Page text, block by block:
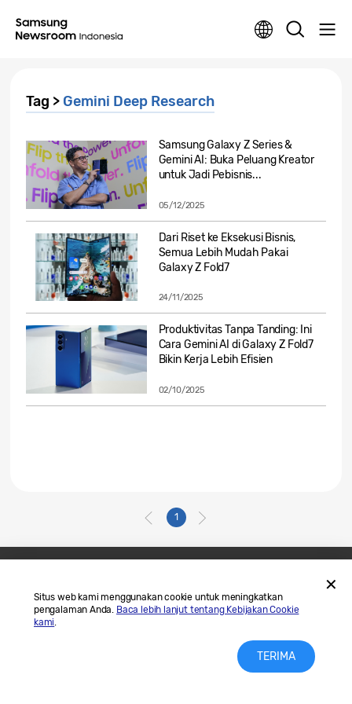
Situs web kami menggunakan cookie untuk meningkatkan
pengalaman Anda. Baca lebih lanjut tentang Kebijakan Cookie
kami.
TERIMA
Tag > Gemini Deep Research
Samsung Galaxy Z Series &
Gemini AI: Buka Peluang Kreator
untuk Jadi Pebisnis...
05/12/2025
Dari Riset ke Eksekusi Bisnis,
Semua Lebih Mudah Pakai
Galaxy Z Fold7
24/11/2025
Produktivitas Tanpa Tanding: Ini
Cara Gemini AI di Galaxy Z Fold7
Bikin Kerja Lebih Efisien
02/10/2025
1
Hubungi Kami
SAMSUNG.COM
Legal
Privasi